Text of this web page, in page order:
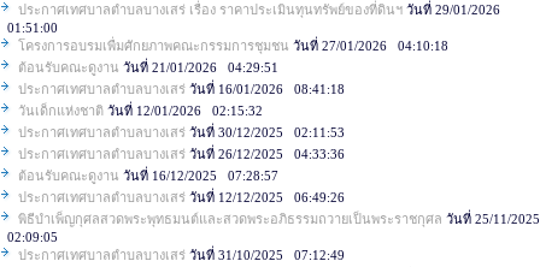
ประกาศเทศบาลตำบลบางเสร่ เรื่อง ราคาประเมินทุนทรัพย์ของที่ดินฯ วันที่ 29/01/2026
01:51:00
โครงการอบรมเพื่มศักยภาพคณะกรรมการชุมชน วันที่ 27/01/2026 04:10:18
ต้อนรับคณะดูงาน วันที่ 21/01/2026 04:29:51
ประกาศเทศบาลตำบลบางเสร่ วันที่ 16/01/2026 08:41:18
วันเด็กแห่งชาติ วันที่ 12/01/2026 02:15:32
ประกาศเทศบาลตำบลบางเสร่ วันที่ 30/12/2025 02:11:53
ประกาศเทศบาลตำบลบางเสร่ วันที่ 26/12/2025 04:33:36
ต้อนรับคณะดูงาน วันที่ 16/12/2025 07:28:57
ประกาศเทศบาลตำบลบางเสร่ วันที่ 12/12/2025 06:49:26
พิธีบำเพ็ญกุศลสวดพระพุทธมนต์และสวดพระอภิธรรมถวายเป็นพระราชกุศล วันที่ 25/11/2025
02:09:05
ประกาศเทศบาลตำบลบางเสร่ วันที่ 31/10/2025 07:12:49